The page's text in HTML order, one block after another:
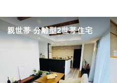
親世帯 分離型2世帯住宅